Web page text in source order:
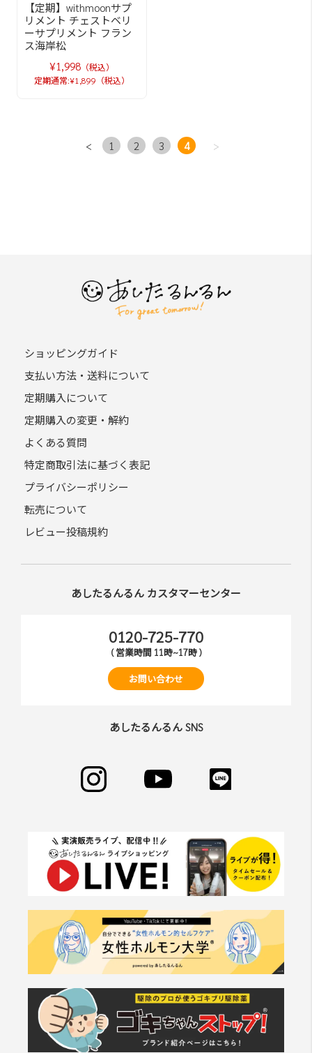
【定期】withmoonサプ
リメント チェストベリ
ーサプリメント フラン
ス海岸松
¥1,998 （税込）
定期通常:¥1,899（税込）
< 1 2 3 4 >
ショッピングガイド
支払い方法・送料について
定期購入について
定期購入の変更・解約
よくある質問
特定商取引法に基づく表記
プライバシーポリシー
転売について
レビュー投稿規約
あしたるんるん カスタマーセンター
0120-725-770
( 営業時間 11時~17時 )
お問い合わせ
あしたるんるん SNS